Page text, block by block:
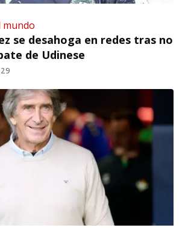
mundo
se desahoga en redes tras no
de Udinese